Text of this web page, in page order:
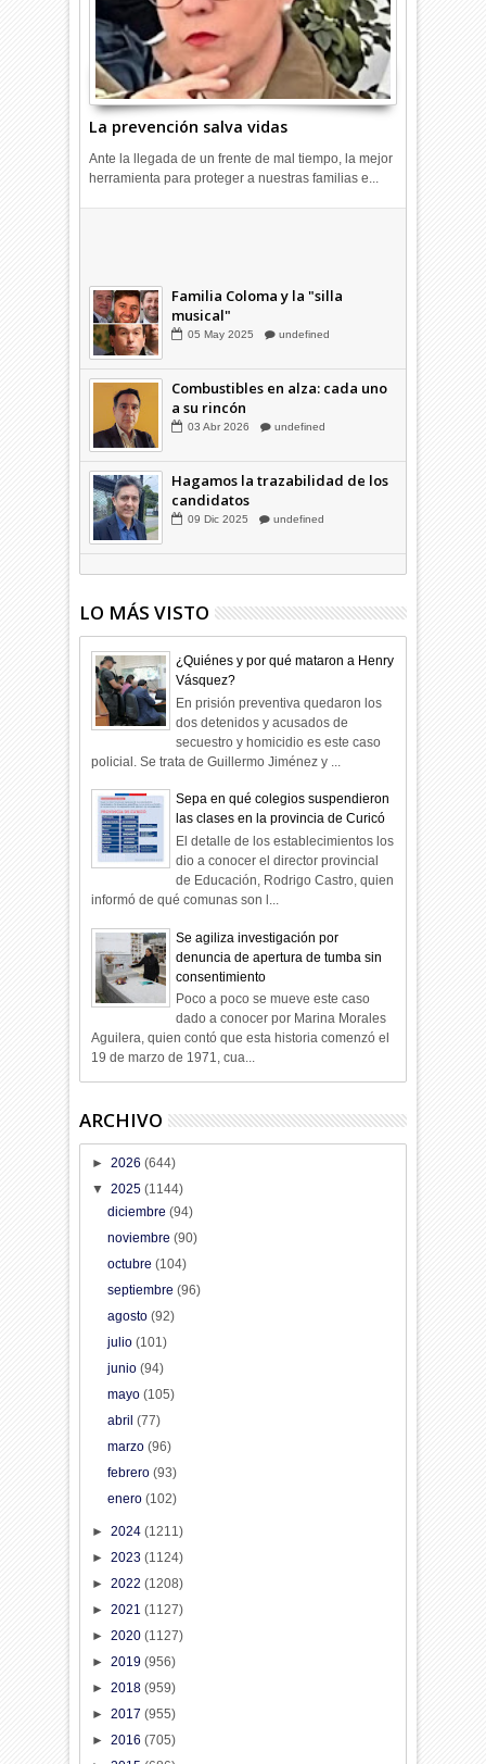
La prevención salva vidas
Ante la llegada de un frente de mal tiempo, la mejor
herramienta para proteger a nuestras familias e...
Familia Coloma y la "silla
musical"
Combustibles en alza: cada uno
a su rincón
Hagamos la trazabilidad de los
candidatos
LO MÁS VISTO
¿Quiénes y por qué mataron a Henry
Vásquez?
En prisión preventiva quedaron los
dos detenidos y acusados de
secuestro y homicidio es este caso
policial. Se trata de Guillermo Jiménez y ...
Sepa en qué colegios suspendieron
las clases en la provincia de Curicó
El detalle de los establecimientos los
dio a conocer el director provincial
de Educación, Rodrigo Castro, quien
informó de qué comunas son l...
Se agiliza investigación por
denuncia de apertura de tumba sin
consentimiento
Poco a poco se mueve este caso
dado a conocer por Marina Morales
Aguilera, quien contó que esta historia comenzó el
19 de marzo de 1971, cua...
ARCHIVO
►2026(644)
▼2025(1144)
diciembre (94)
noviembre (90)
octubre (104)
septiembre (96)
agosto (92)
julio (101)
junio (94)
mayo (105)
abril (77)
marzo (96)
febrero (93)
enero (102)
►2024(1211)
►2023(1124)
►2022(1208)
►2021(1127)
►2020(1127)
►2019(956)
►2018(959)
►2017(955)
►2016(705)